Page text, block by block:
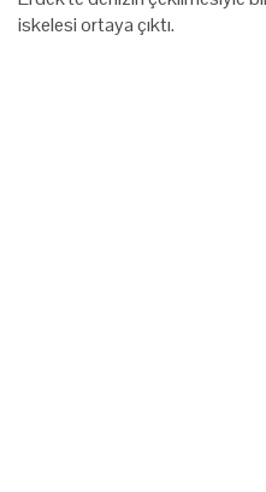
iskelesi ortaya çıktı.